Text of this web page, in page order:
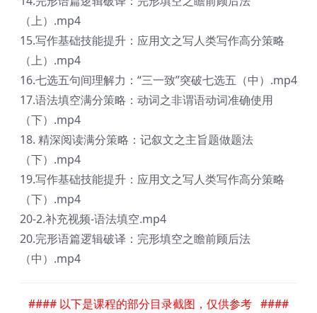
（上）.mp4
15.写作基础技能提升：应用文之写人类写作高分策略
（上）.mp4
16.七选五句间理解力：“三一致”突破七选五（中）.mp4
17.语法填空满分策略：动词之非谓语动词准确使用
（下）.mp4
18. 精深阅读满分策略：记叙文之主旨题做题法
（下）.mp4
19.写作基础技能提升：应用文之写人类写作高分策略
（下）.mp4
20-2.补充视频-语法填空.mp4
20.完形语篇逻辑破译：完形填空之瞻前顾后法
（中）.mp4
#### 以下是课程的部分目录截图，仅供参考 ####